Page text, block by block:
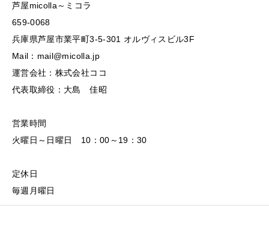
芦屋micolla～ミコラ
659-0068
兵庫県芦屋市業平町3-5-301 オルヴィスビル3F
Mail：mail@micolla.jp
運営会社：株式会社ココ
代表取締役：大島 佳昭
営業時間
火曜日～日曜日 10：00～19：30
定休日
毎週月曜日